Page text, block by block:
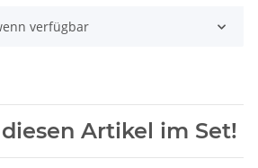
verfügbar
Artikel im Set!